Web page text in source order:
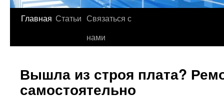
Главная Статьи Связаться с
нами
Вышла из строя плата?
самостоятельно